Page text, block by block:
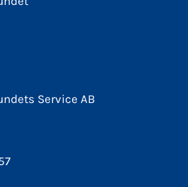
Service AB